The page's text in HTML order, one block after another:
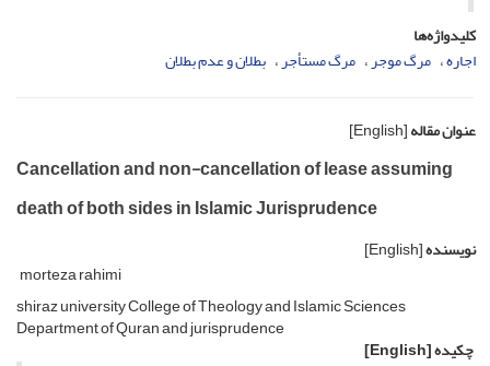
کلیدواژه‌ها
اجاره مرگ موجر مرگ مستأجر بطلان و عدم بطلان
عنوان مقاله[English]
Cancellation and non-cancellation of lease assuming
death of both sides in Islamic Jurisprudence
نویسنده[English]
morteza rahimi
shiraz university College of Theology and Islamic Sciences
Department of Quran and jurisprudence
چکیده[English]